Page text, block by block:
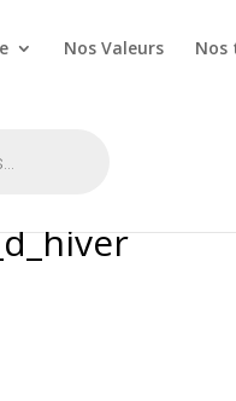
Nos Valeurs